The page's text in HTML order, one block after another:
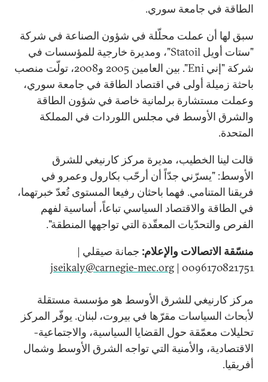
الطاقة في جامعة سوري.
سبق لها أن عملت محلّلة في شؤون الصناعة في شركة
"ستات أويل Statoil"، ومديرة خارجية للمؤسسات في
شركة "إني Eni". بين العامين 2005 و2008، تولّت منصب
باحثة زميلة أولى في اقتصاد الطاقة في جامعة سوري،
وعملت مستشارة برلمانية خاصة في شؤون الطاقة
والشرق الأوسط في مجلس اللوردات في المملكة
المتحدة.
قالت لينا الخطيب، مديرة مركز كارنيغي للشرق
الأوسط: "يسرّني جدّاً أن أرحّب بكارول وعمرو في
فريقنا المتنامي. فهما باحثان رفيعا المستوى تُعدّ خبرتهما،
في الطاقة والاقتصاد السياسي تباعاً، أساسية لفهم
الفرص والتحدّيات المعقّدة التي تواجهها المنطقة".
منسّقة الاتصالات والإعلام: جمانة صيقلي |
0096170821751 |
jseikaly@carnegie-mec.org
مركز كارنيغي للشرق الأوسط هو مؤسسة مستقلة
لأبحاث السياسات مقرّها في بيروت، لبنان. يوفّر المركز
تحليلات معمّقة حول القضايا السياسية، والاجتماعية-
الاقتصادية، والأمنية التي تواجه الشرق الأوسط وشمال
أفريقيا.